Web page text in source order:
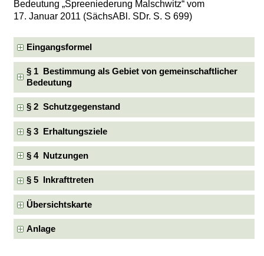
Bedeutung „Spreeniederung Malschwitz“ vom
17. Januar 2011 (SächsABl. SDr. S. S 699)
Eingangsformel
§ 1 Bestimmung als Gebiet von gemeinschaftlicher
Bedeutung
§ 2 Schutzgegenstand
§ 3 Erhaltungsziele
§ 4 Nutzungen
§ 5 Inkrafttreten
Übersichtskarte
Anlage